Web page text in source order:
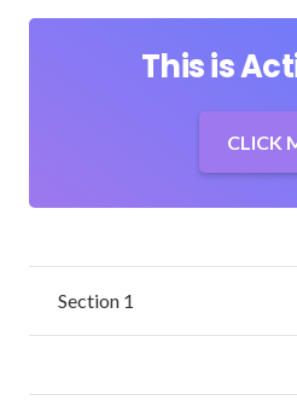
This is
CLICK
Section 1